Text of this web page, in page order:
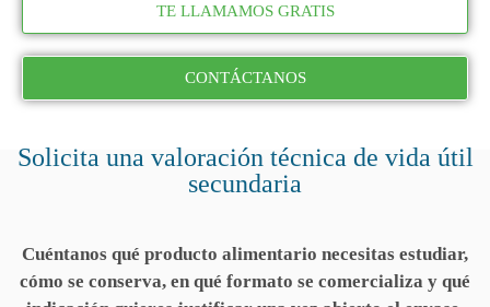
TE LLAMAMOS GRATIS
CONTÁCTANOS
Solicita una valoración técnica de vida útil
secundaria
Cuéntanos qué producto alimentario necesitas estudiar,
cómo se conserva, en qué formato se comercializa y qué